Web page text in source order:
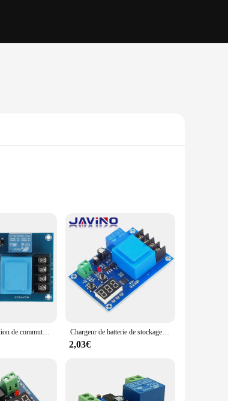
optimal performance in a variety of
design and efficient functionality make
from consumer electronics to
alike. The xh m602 Integrated
an excellent choice for both individual
for anyone involved in the electronics
Plaque de protection de commutateur de commande de charge de batterie XH-M602 LED AC 220V 3.7-120V pour la charge de batterie de stockage de moto de voiture Chargeur de batterie de stockage au lithium AC 220V, contrôle numérique XH-M602, charge de la batterie, technologie de contrôle, interrupteur de commande, panneau de protection
2,03€